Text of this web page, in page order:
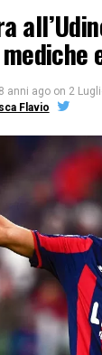
8 anni ago on 2
Flavio